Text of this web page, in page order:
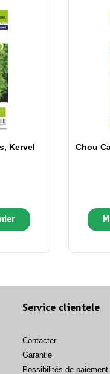
Kervel
Chou
Service clientele
Contacter
Garantie
Possibilités de paiement